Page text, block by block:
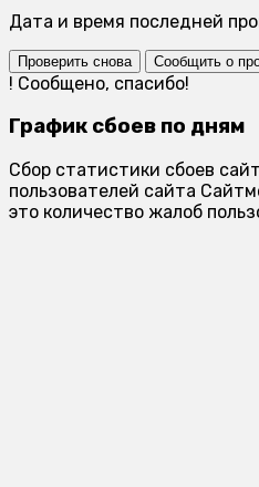
Дата и время последней
Проверить снова Сообщить о
! Сообщено, спасибо!
График сбоев по дням
Сбор статистики сбоев
пользователей сайта
это количество жалоб